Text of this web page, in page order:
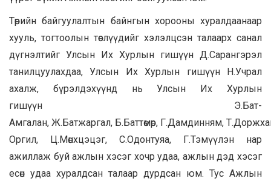
Төрийн байгуулалтын байнгын хорооны хуралдаанаар
хууль, тогтоолын төслүүдийг хэлэлцсэн талаарх санал
дүгнэлтийг Улсын Их Хурлын гишүүн Д.Сарангэрэл
танилцуулахдаа, Улсын Их Хурлын гишүүн Н.Учрал
ахалж, бүрэлдэхүүнд нь Улсын Их Хурлын
гишүүн Э.Бат-
Амгалан, Ж.Батжаргал, Б.Баттөмөр, Г.Дамдинням,
Оргил, Ц.Мөнхцэцэг, С.Одонтуяа, Г.Тэмүүлэн нар
ажиллаж буй ажлын хэсэг хочр удаа, ажлын дэд хэсэг
есөн удаа хуралдсан талаар дурдсан юм. Тус Ажлын